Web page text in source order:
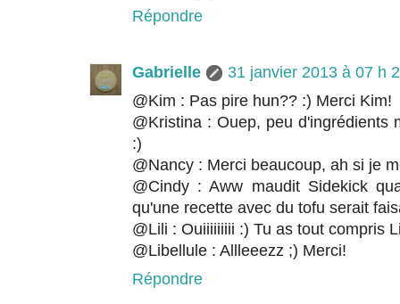
Répondre
Gabrielle
31 janvier 2013 à 07 h
@Kim : Pas pire hun?? :) Merci Kim!
@Kristina : Ouep, peu
:)
@Nancy : Merci beaucoup, ah si je
@Cindy : Aww maudit Sidekick
qu'une recette avec du tofu serait
@Lili : Ouiiiiiiiii :) Tu as tout compris
@Libellule : Allleeezz ;) Merci!
Répondre